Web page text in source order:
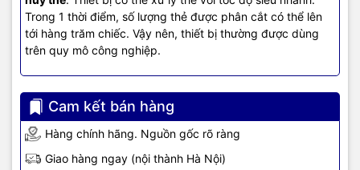
Trong 1 thời điểm, số lượng thẻ được phân cắt có thể lên
tới hàng trăm chiếc. Vậy nên, thiết bị thường được dùng
trên quy mô công nghiệp.
Cam kết bán hàng
Hàng chính hãng. Nguồn gốc rõ ràng
Giao hàng ngay (nội thành Hà Nội)